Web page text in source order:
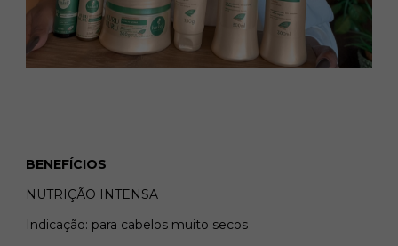
BENEFÍCIOS
NUTRIÇÃO INTENSA
Indicação: para cabelos muito secos